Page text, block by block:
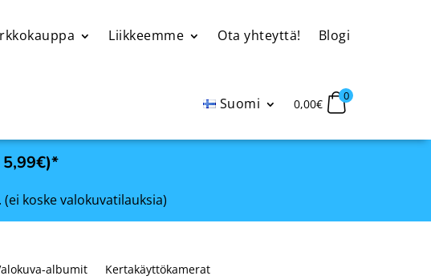
Liikkeemme Ota yhteyttä! Blogi
Suomi 0,00€
0
koske valokuvatilauksia)
albumit Kertakäyttökamerat